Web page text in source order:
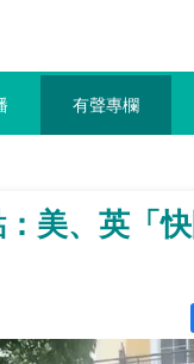
有聲專欄
美、英「